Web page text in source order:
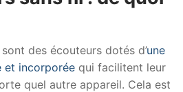
des écouteurs dotés d’une
et incorporée qui facilitent leur
quel autre appareil. Cela est